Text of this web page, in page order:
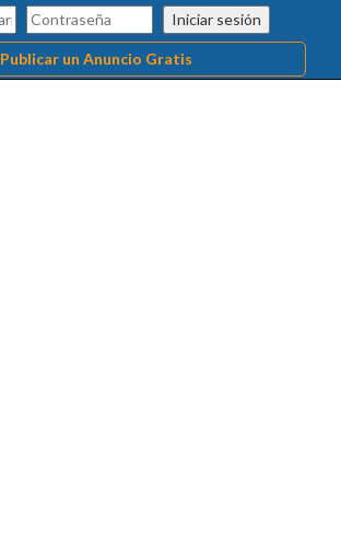
Iniciar sesión
Publicar un Anuncio Gratis